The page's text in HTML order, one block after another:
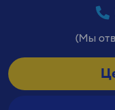
(Мы